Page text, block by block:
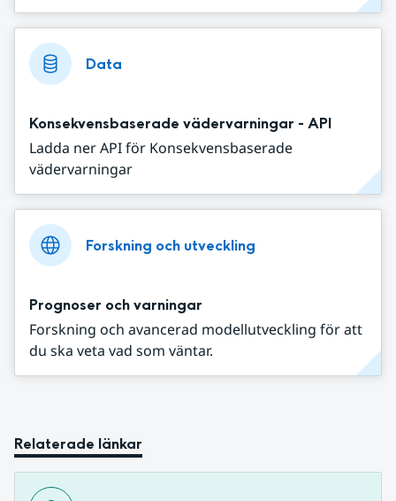
Data
Konsekvensbaserade vädervarningar - API
Ladda ner API för Konsekvensbaserade
vädervarningar
Forskning och utveckling
Prognoser och varningar
Forskning och avancerad modellutveckling för att
du ska veta vad som väntar.
Relaterade länkar